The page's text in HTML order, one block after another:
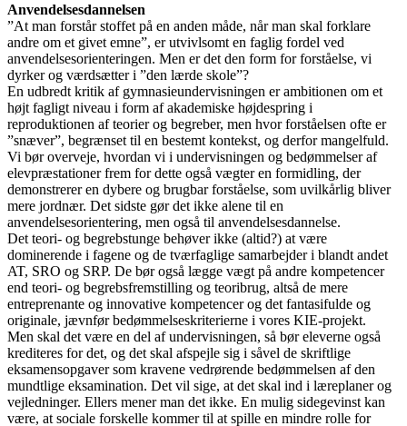
Anvendelsesdannelsen
”At man forstår stoffet på en anden måde, når man skal forklare
andre om et givet emne”, er utvivlsomt en faglig fordel ved
anvendelsesorienteringen. Men er det den form for forståelse, vi
dyrker og værdsætter i ”den lærde skole”?
En udbredt kritik af gymnasieundervisningen er ambitionen om et
højt fagligt niveau i form af akademiske højdespring i
reproduktionen af teorier og begreber, men hvor forståelsen ofte er
”snæver”, begrænset til en bestemt kontekst, og derfor mangelfuld.
Vi bør overveje, hvordan vi i undervisningen og bedømmelser af
elevpræstationer frem for dette også vægter en formidling, der
demonstrerer en dybere og brugbar forståelse, som uvilkårlig bliver
mere jordnær. Det sidste gør det ikke alene til en
anvendelsesorientering, men også til anvendelsesdannelse.
Det teori- og begrebstunge behøver ikke (altid?) at være
dominerende i fagene og de tværfaglige samarbejder i blandt andet
AT, SRO og SRP. De bør også lægge vægt på andre kompetencer
end teori- og begrebsfremstilling og teoribrug, altså de mere
entreprenante og innovative kompetencer og det fantasifulde og
originale, jævnfør bedømmelseskriterierne i vores KIE-projekt.
Men skal det være en del af undervisningen, så bør eleverne også
krediteres for det, og det skal afspejle sig i såvel de skriftlige
eksamensopgaver som kravene vedrørende bedømmelsen af den
mundtlige eksamination. Det vil sige, at det skal ind i læreplaner og
vejledninger. Ellers mener man det ikke. En mulig sidegevinst kan
være, at sociale forskelle kommer til at spille en mindre rolle for